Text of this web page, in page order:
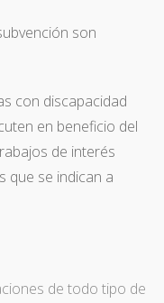
son
con discapacidad
en beneficio del
de interés
que se indican a
de todo tipo de